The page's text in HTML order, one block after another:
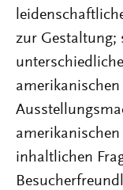
zur Gestaltung;
inhaltlichen